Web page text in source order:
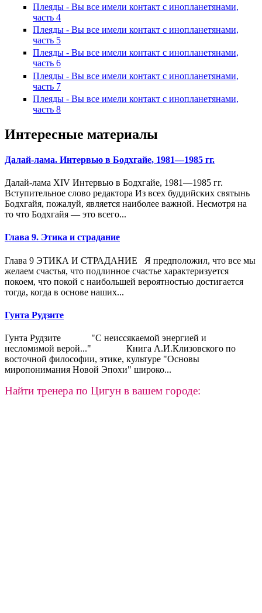
Плеяды - Вы все имели контакт с инопланетянами,
часть 4
Плеяды - Вы все имели контакт с инопланетянами,
часть 5
Плеяды - Вы все имели контакт с инопланетянами,
часть 6
Плеяды - Вы все имели контакт с инопланетянами,
часть 7
Плеяды - Вы все имели контакт с инопланетянами,
часть 8
Интересные материалы
Далай-лама. Интервью в Бодхгайе, 1981—1985 гг.
Далай-лама XIV Интервью в Бодхгайе, 1981—1985 гг.
Вступительное слово редактора Из всех буддийских святынь
Бодхгайя, пожалуй, является наиболее важной. Несмотря на
то что Бодхгайя — это всего...
Глава 9. Этика и страдание
Глава 9 ЭТИКА И СТРАДАНИЕ Я предположил, что все мы
желаем счастья, что подлинное счастье характеризуется
покоем, что покой с наибольшей вероятностью достигается
тогда, когда в основе наших...
Гунта Рудзите
Гунта Рудзите "С неиссякаемой энергией и
несломимой верой..." Книга А.И.Клизовского по
восточной философии, этике, культуре "Основы
миропонимания Новой Эпохи" широко...
Найти тренера по Цигун в вашем городе: